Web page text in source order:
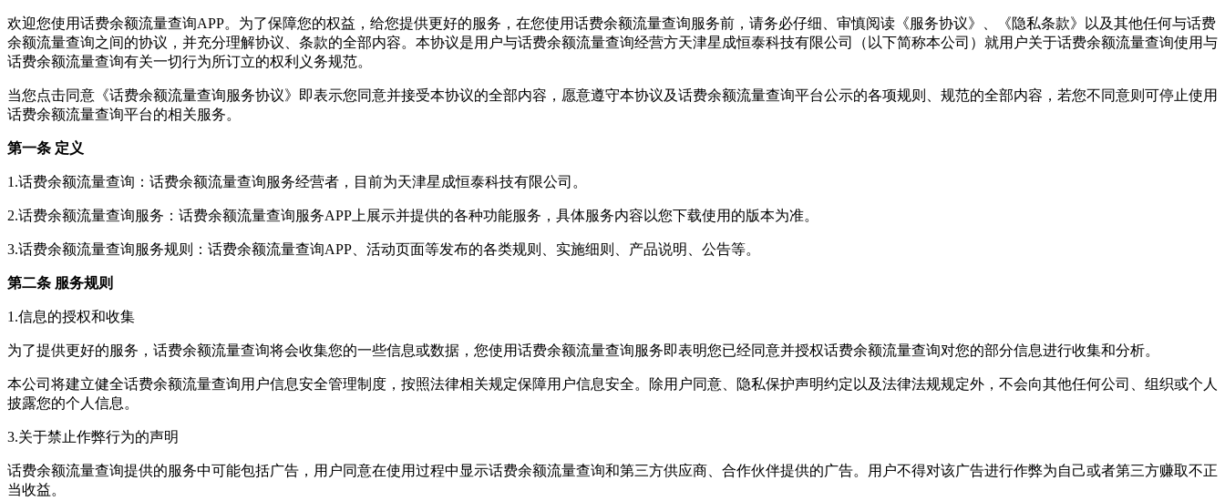
欢迎您使用话费余额流量查询APP。为了保障您的权益，给您提供更好的服务，在您使用话费余额流量查询服务前，请务必仔细、审慎阅读《服务协议》、《隐私条款》以及其他任何与话费
余额流量查询之间的协议，并充分理解协议、条款的全部内容。本协议是用户与话费余额流量查询经营方天津星成恒泰科技有限公司 （以下简称本公司）就用户关于话费余额流量查询使用与
话费余额流量查询有关一切行为所订立的权利义务规范。
当您点击同意《话费余额流量查询服务协议》即表示您同意并接受本协议的全部内容，愿意遵守本协议及话费余额流量查询平台公示的各项规则、规范的全部内容，若您不同意则可停止使用
话费余额流量查询平台的相关服务。
第一条 定义
1.话费余额流量查询 ： 话费余额流量查询服务经营者，目前为天津星成恒泰科技有限公司 。
2.话费余额流量查询服务： 话费余额流量查询服务APP上展示并提供的各种功能服务，具体服务内容以您下载使用的版本为准。
3.话费余额流量查询服务规则： 话费余额流量查询APP、活动页面等发布的各类规则、实施细则、产品说明、公告等。
第二条 服务规则
1.信息的授权和收集
为了提供更好的服务， 话费余额流量查询将会收集您的一些信息或数据，您使用话费余额流量查询服务即表明您已经同意并授权话费余额流量查询对您的部分信息进行收集和分析。
本公司将建立健全话费余额流量查询用户信息安全管理制度，按照法律相关规定保障用户信息安全。除用户同意、隐私保护声明约定以及法律法规规定外，不会向其他任何公司、组织或个人
披露您的个人信息。
3.关于禁止作弊行为的声明
话费余额流量查询提供的服务中可能包括广告，用户同意在使用过程中显示话费余额流量查询和第三方供应商、合作伙伴提供的广告。用户不得对该广告进行作弊为自己或者第三方赚取不正
当收益。